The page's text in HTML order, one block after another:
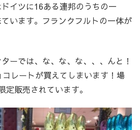
イツに16ある連邦のうちの一
います。フランクフルトの一体が
ーでは、な、な、な、、、んと！
コレートが買えてしまいます！場
定販売されています。